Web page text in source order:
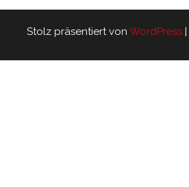
Stolz präsentiert von WordPress |